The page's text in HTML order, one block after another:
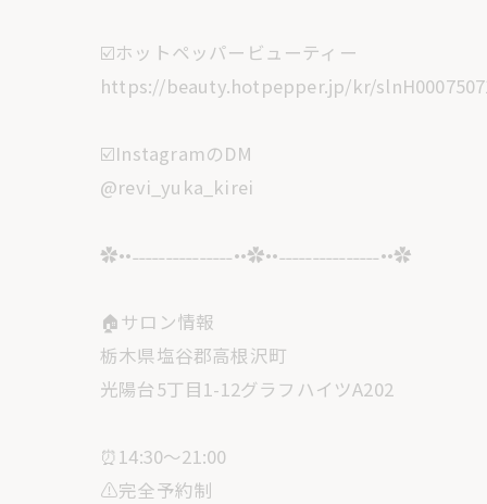
☑️ホットペッパービューティー
https://beauty.hotpepper.jp/kr/
☑️InstagramのDM
@revi_yuka_kirei
✿••˗˗˗˗˗˗˗˗˗˗˗˗˗˗˗••✿••˗˗˗˗˗˗˗˗˗˗˗˗˗˗˗••✿
🏠サロン情報
栃木県塩谷郡高根沢町
光陽台5丁目1-12グラフハイツA202
⏰14:30〜21:00
⚠️完全予約制